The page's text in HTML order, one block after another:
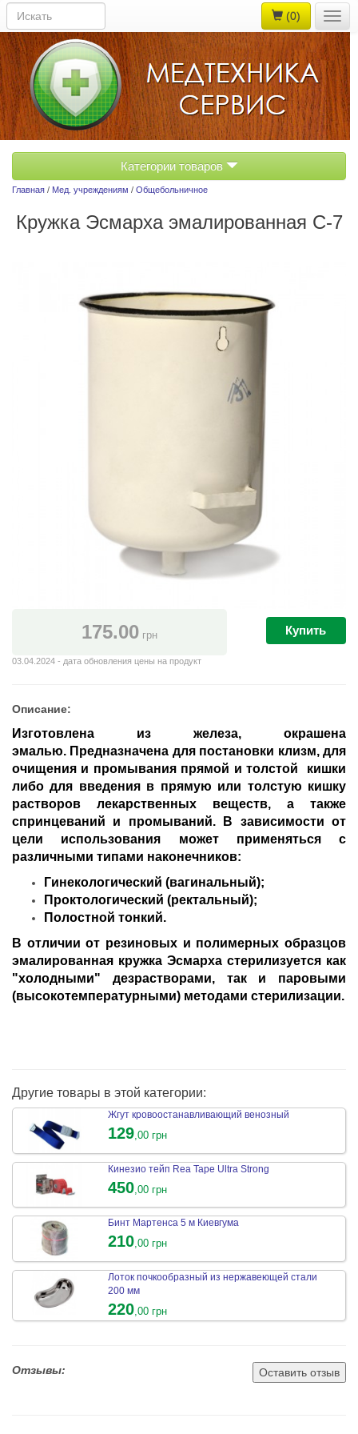
(0)
Категории товаров
Главная / Мед. учреждениям / Общебольничное
Кружка Эсмарха эмалированная С-7
175.00грн
03.04.2024 - дата обновления цены на продукт
Купить
Описание:
Изготовлена из железа, окрашена
эмалью. Предназначена для постановки клизм, для
очищения и промывания прямой и толстой кишки
либо для введения в прямую или толстую кишку
растворов лекарственных веществ, а также
спринцеваний и промываний. В зависимости от
цели использования может применяться с
различными типами наконечников:
Гинекологический (вагинальный);
Проктологический (ректальный);
Полостной тонкий.
В отличии от резиновых и полимерных образцов
эмалированная кружка Эсмарха стерилизуется как
"холодными" дезрастворами, так и паровыми
(высокотемпературными) методами стерилизации.
Другие товары в этой категории:
Жгут кровоостанавливающий венозный
129,00 грн
Кинезио тейп Rea Tape Ultra Strong
450 ,00 грн
Бинт Мартенса 5 м Киевгума
210,00 грн
Лоток почкообразный из нержавеющей стали
200 мм
220 ,00 грн
Отзывы: Оставить отзыв